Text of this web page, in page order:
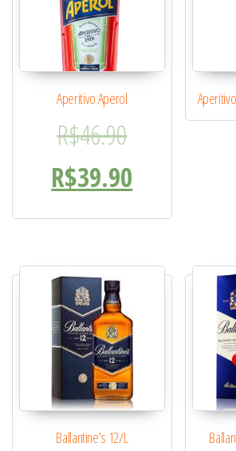
Aperitivo Aperol
R$46.90O preço
R$39.90
Ballantine’s 12/L